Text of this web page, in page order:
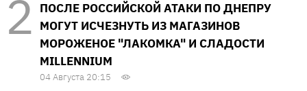
ПОСЛЕ РОССИЙСКОЙ АТАКИ ПО ДНЕПРУ
МОГУТ ИСЧЕЗНУТЬ ИЗ МАГАЗИНОВ
МОРОЖЕНОЕ "ЛАКОМКА" И СЛАДОСТИ
MILLENNIUM
04 Августа 20:15